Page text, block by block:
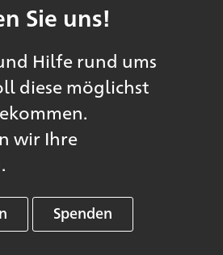
Sie uns!
Hilfe rund ums
diese möglichst
wir Ihre
Spenden